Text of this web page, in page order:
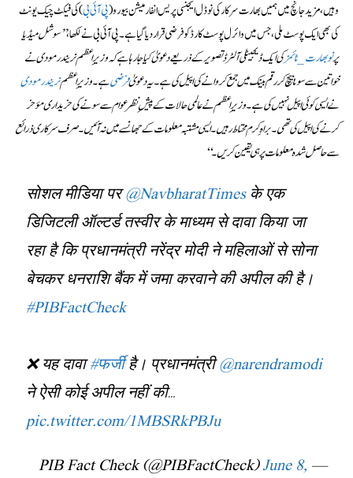
وہیں، مزید جانچ میں ہمیں بھارت سرکار کی نوڈل ایجنسی پریس انفارمیشن بیورو (پی آئی بی) کی فیکٹ چیک یونٹ
کی بھی ایک پوسٹ ملی، جس میں وائرل پوسٹ کارڈ کو فرضی قرار دیا گیا ہے۔ پی آئی بی نے لکھا،’’سوشل میڈیا
پرنوبھارت_ٹائمزکی ایک ڈیجیٹلی آلٹرڈ تصویر کے ذریعے دعویٰ کیا جا رہا ہے کہ وزیرِ اعظم نریندر مودی نے
خواتین سے سونا بیچ کر رقم بینک میں جمع کروانے کی اپیل کی ہے۔ یہ دعویٰفرضیہے۔ وزیرِ اعظمنریندرمودی
نے ایسی کوئی اپیل نہیں کی ہے۔ وزیرِ اعظم نے عالمی حالات کے پیشِ نظر عوام سے سونے کی خریداری مؤخر
کرنے کی اپیل کی تھی۔ براہِ کرم محتاط رہیں۔ ایسی مشتبہ معلومات کے جھانسے میں نہ آئیں۔ صرف سرکاری ذرائع
سے حاصل شدہ معلومات پر ہی یقین کریں۔‘‘
सोशल मीडिया पर@NavbharatTimesके एक
डिजिटली ऑल्टर्ड तस्वीर के माध्यम से दावा किया जा
रहा है कि प्रधानमंत्री नरेंद्र मोदी ने महिलाओं से सोना
बेचकर धनराशि बैंक में जमा करवाने की अपील की है।
#PIBFactCheck
❌ यह दावा#फर्जीहै। प्रधानमंत्री@narendramodi
ने ऐसी कोई अपील नहीं की…
pic.twitter.com/1MBSRkPBJu
— PIB Fact Check (@PIBFactCheck)
June 8,